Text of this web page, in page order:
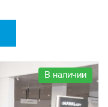
В наличии